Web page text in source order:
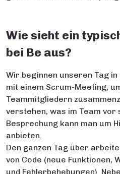
Wie sieht ein
bei Be aus?
Wir beginnen unseren Tag
mit einem Scrum-Meeting,
Teammitgliedern
verstehen, was im Team vor
Besprechung kann man um
anbieten.
Den ganzen Tag über
von Code (neue Funktionen,
und Fehlerbehebungen).